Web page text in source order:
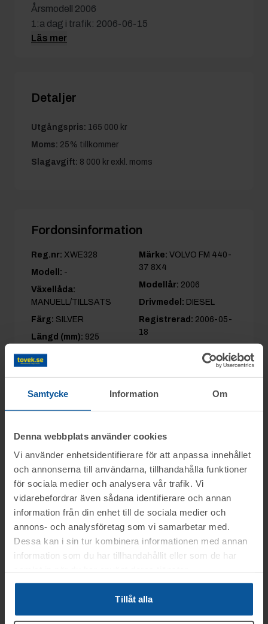
Samtycke Information Om
Denna webbplats använder cookies
Vi använder enhetsidentifierare för att anpassa innehållet
och annonserna till användarna, tillhandahålla funktioner
för sociala medier och analysera vår trafik. Vi
vidarebefordrar även sådana identifierare och annan
information från din enhet till de sociala medier och
annons- och analysföretag som vi samarbetar med.
Dessa kan i sin tur kombinera informationen med annan
information som du har tillhandahållit eller som de har
Tillåt alla
Årsmodell 2006
1:a dag i trafik: 2006-06-15
Läs mer
Detaljer
Utgångspris: 165 000 kr
Moms: 25% tillkommer
Slagavgift: 8 000 kr exkl. moms
Fordonsinformation
Reg.nr: XWE328
Modell: -
Växellåda:
MANUELL/TILLSATS
Färg: SILVER
Längd (mm): 925
Effekt (kW):
Körförbud:
Märke: VOLVO FM 440-
37 8X4
Modellår: 2006
Drivmedel: DIESEL
Registrerad: 2006-05-
18
Cylindervolym (cm³): -
2024-04-19
Skatt: 500 SEK
Information
Objektet säljes i befintligt skick.
Det är upp till köparen att kontrollera
objektet vid angiven tid för visning.
Vid konkursutförsäljning gäller inte
konsumentköplagen (ex. ångerrätt). Se mer
info i registreringsavtalet.
Frågor
För mer information, kontakta Stefan
för generella frågor om auktioner och rop.
Visning
Tisdagen den 2 dec. mellan kl. 12:00-